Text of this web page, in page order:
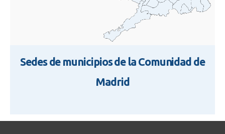
Sedes de municipios de la Comunidad de
Madrid